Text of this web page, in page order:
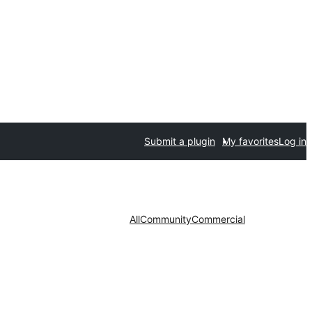
Submit a plugin My favoritesLog in
AllCommunityCommercial